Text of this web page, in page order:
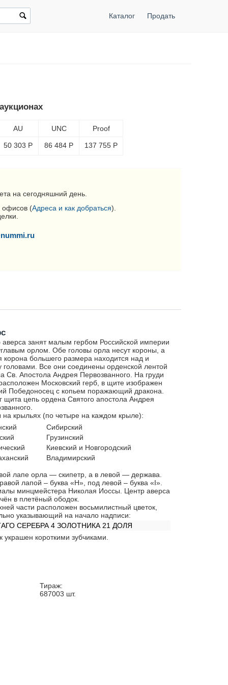
Каталог Продать
AU
50 303 Р
UNC
86 484 Р
Proof
137 755 Р
на сегодняшний день.
офисов (Адреса и как добраться).
аверса занят малым гербом Российской империи
орлом. Обе головы орла несут короны, а
корона большего размера находится над и
головами. Все они соединены орденской лентой
Св. Апостола Андрея Первозванного. На груди
Московский герб, в щите изображен
Победоносец с копьем поражающий дракона.
щита цепь ордена Святого апостола Андрея
на крыльях (по четыре на каждом крыле):
Сибирский
Грузинский
Киевский и Новгородский
Владимирский
лапе орла — скипетр, а в левой — держава.
лапой – буква «Н», под левой – буква «I».
минцмейстера Николая Иоссы. Центр аверса
в плетёный ободок.
части расположен восьмилистный цветок,
указывающий на начало надписи:
СЕРЕБРА 4 ЗОЛОТНИКА 21 ДОЛЯ
украшен короткими зубчиками.
Тираж:
687003 шт.